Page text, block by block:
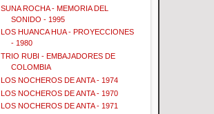
SUNA ROCHA - MEMORIA DEL
SONIDO - 1995
LOS HUANCA HUA - PROYECCIONES
- 1980
TRIO RUBI - EMBAJADORES DE
COLOMBIA
LOS NOCHEROS DE ANTA - 1974
LOS NOCHEROS DE ANTA - 1970
LOS NOCHEROS DE ANTA - 1971